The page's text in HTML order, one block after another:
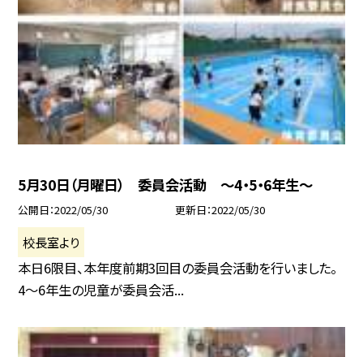
5月30日（月曜日） 委員会活動 〜4・5・6年生〜
公開日 2022/05/30 更新日 2022/05/30
校長室より
本日6限目、本年度前期3回目の委員会活動を行いました。
4〜6年生の児童が委員会活...